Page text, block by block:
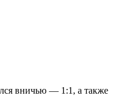
вничью — 1:1, а также